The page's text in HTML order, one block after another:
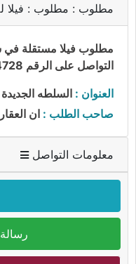
مطلوب : مطلوب : فيلا
مطلوب فيلا مستقلة في
التواصل على الرقم 30004728
العنوان : السلطه الجديدة
صاحب الطلب : ان
معلومات التواصل